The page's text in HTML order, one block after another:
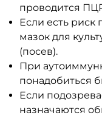
проводится
Если есть риск
мазок для
(посев).
При
понадобиться
Если
назначаются